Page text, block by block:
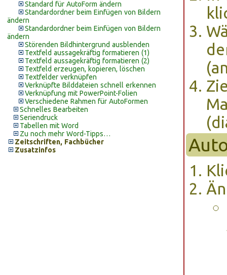
Standard für AutoForm ändern
Standardordner beim Einfügen von Bildern
ändern
Standardordner beim Einfügen von Bildern
ändern
Störenden Bildhintergrund ausblenden
Textfeld aussagekräftig formatieren (1)
Textfeld aussagekräftig formatieren (2)
Textfeld erzeugen, kopieren, löschen
Textfelder verknüpfen
Verknüpfte Bilddateien schnell erkennen
Verknüpfung mit PowerPoint-Folien
Verschiedene Rahmen für AutoFormen
Schnelles Bearbeiten
Seriendruck
Tabellen mit Word
Zu noch mehr Word-Tipps…
Zeitschriften, Fachbücher
Zusatzinfos